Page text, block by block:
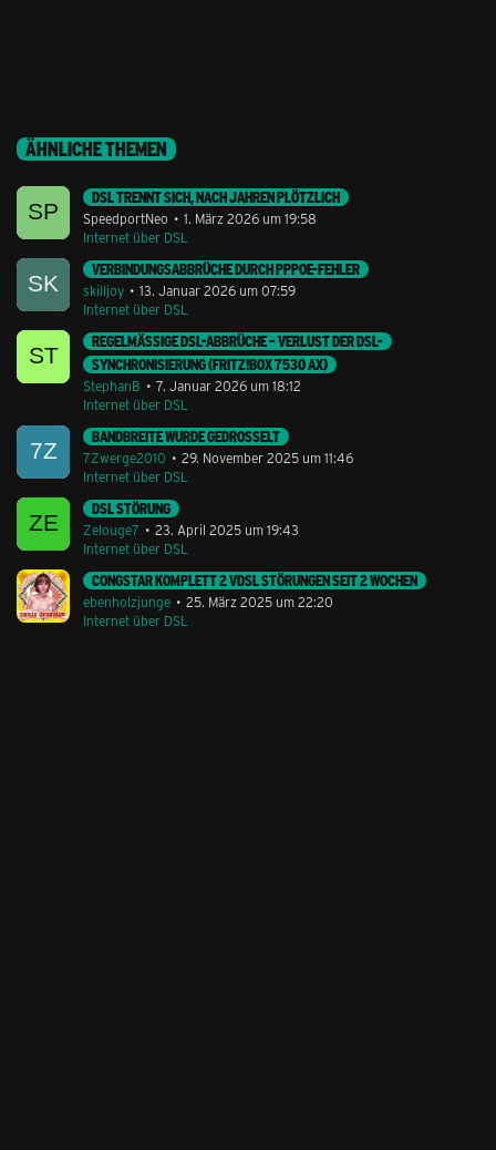
ÄHNLICHE THEMEN
DSL TRENNT SICH, NACH JAHREN PLÖTZLICH
SpeedportNeo
1. März 2026 um 19:58
Internet über DSL
VERBINDUNGSABBRÜCHE DURCH PPPOE-FEHLER
skilljoy
13. Januar 2026 um 07:59
Internet über DSL
REGELMÄSSIGE DSL-ABBRÜCHE – VERLUST DER DSL-S
YNCHRONISIERUNG (FRITZ!BOX 7530 AX)
StephanB
7. Januar 2026 um 18:12
Internet über DSL
BANDBREITE WURDE GEDROSSELT
7Zwerge2010
29. November 2025 um 11:46
Internet über DSL
DSL STÖRUNG
Zelouge7
23. April 2025 um 19:43
Internet über DSL
CONGSTAR KOMPLETT 2 VDSL STÖRUNGEN SEIT 2 WOCHEN
ebenholzjunge
25. März 2025 um 22:20
Internet über DSL